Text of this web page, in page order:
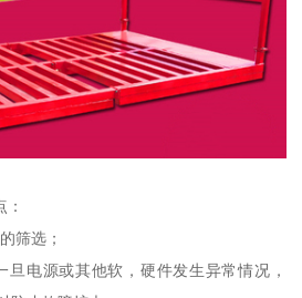
筛选；
旦电源或其他软，硬件发生异常情况，